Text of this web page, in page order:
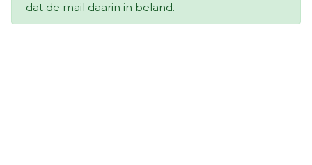
dat de mail daarin in beland.